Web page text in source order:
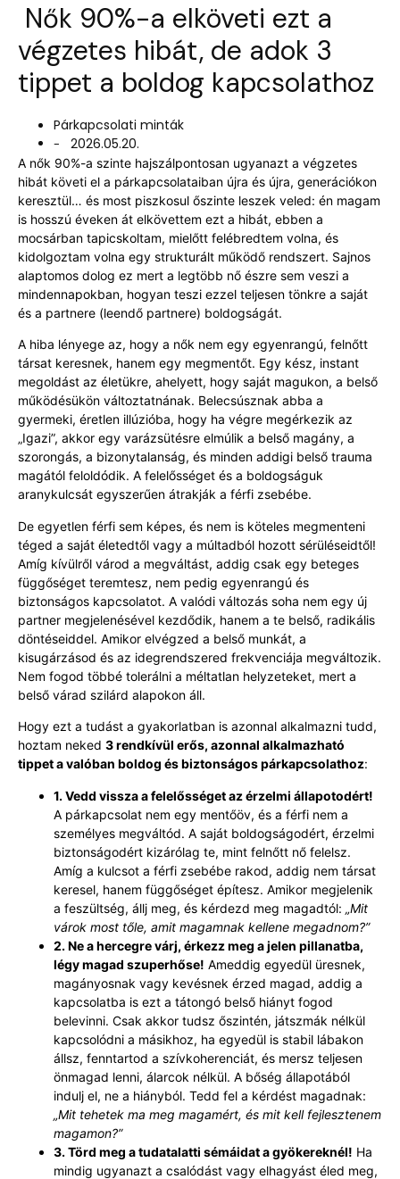
Nők 90%-a elköveti ezt a
végzetes hibát, de adok 3
tippet a boldog kapcsolathoz
Párkapcsolati minták
- 2026.05.20.
A nők 90%-a szinte hajszálpontosan ugyanazt a végzetes
hibát követi el a párkapcsolataiban újra és újra, generációkon
keresztül… és most piszkosul őszinte leszek veled: én magam
is hosszú éveken át elkövettem ezt a hibát, ebben a
mocsárban tapicskoltam, mielőtt felébredtem volna, és
kidolgoztam volna egy strukturált működő rendszert. Sajnos
alaptomos dolog ez mert a legtöbb nő észre sem veszi a
mindennapokban, hogyan teszi ezzel teljesen tönkre a saját
és a partnere (leendő partnere) boldogságát.
A hiba lényege az, hogy a nők nem egy egyenrangú, felnőtt
társat keresnek, hanem egy megmentőt. Egy kész, instant
megoldást az életükre, ahelyett, hogy saját magukon, a belső
működésükön változtatnának. Belecsúsznak abba a
gyermeki, éretlen illúzióba, hogy ha végre megérkezik az
„Igazi”, akkor egy varázsütésre elmúlik a belső magány, a
szorongás, a bizonytalanság, és minden addigi belső trauma
magától feloldódik. A felelősséget és a boldogságuk
aranykulcsát egyszerűen átrakják a férfi zsebébe.
De egyetlen férfi sem képes, és nem is köteles megmenteni
téged a saját életedtől vagy a múltadból hozott sérüléseidtől!
Amíg kívülről várod a megváltást, addig csak egy beteges
függőséget teremtesz, nem pedig egyenrangú és
biztonságos kapcsolatot. A valódi változás soha nem egy új
partner megjelenésével kezdődik, hanem a te belső, radikális
döntéseiddel. Amikor elvégzed a belső munkát, a
kisugárzásod és az idegrendszered frekvenciája megváltozik.
Nem fogod többé tolerálni a méltatlan helyzeteket, mert a
belső várad szilárd alapokon áll.
Hogy ezt a tudást a gyakorlatban is azonnal alkalmazni tudd,
hoztam neked 3 rendkívül erős, azonnal alkalmazható
tippet a valóban boldog és biztonságos párkapcsolathoz:
1. Vedd vissza a felelősséget az érzelmi állapotodért!
A párkapcsolat nem egy mentőöv, és a férfi nem a
személyes megváltód. A saját boldogságodért, érzelmi
biztonságodért kizárólag te, mint felnőtt nő felelsz.
Amíg a kulcsot a férfi zsebébe rakod, addig nem társat
keresel, hanem függőséget építesz. Amikor megjelenik
a feszültség, állj meg, és kérdezd meg magadtól: „Mit
várok most tőle, amit magamnak kellene megadnom?”
2. Ne a hercegre várj, érkezz meg a jelen pillanatba,
légy magad szuperhőse! Ameddig egyedül üresnek,
magányosnak vagy kevésnek érzed magad, addig a
kapcsolatba is ezt a tátongó belső hiányt fogod
belevinni. Csak akkor tudsz őszintén, játszmák nélkül
kapcsolódni a másikhoz, ha egyedül is stabil lábakon
állsz, fenntartod a szívkoherenciát, és mersz teljesen
önmagad lenni, álarcok nélkül. A bőség állapotából
indulj el, ne a hiányból. Tedd fel a kérdést magadnak:
„Mit tehetek ma meg magamért, és mit kell fejlesztenem
magamon?”
3. Törd meg a tudatalatti sémáidat a gyökereknél! Ha
mindig ugyanazt a csalódást vagy elhagyást éled meg,